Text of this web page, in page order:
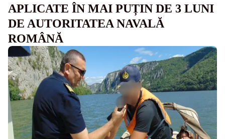
APLICATE ÎN MAI PUȚIN DE 3 LUNI
DE AUTORITATEA NAVALĂ
ROMÂNĂ